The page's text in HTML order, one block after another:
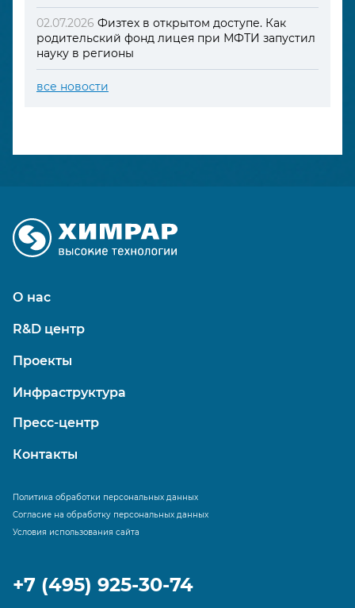
02.07.2026 Физтех в открытом доступе. Как
родительский фонд лицея при МФТИ запустил
науку в регионы
все новости
О нас
R&D центр
Проекты
Инфраструктура
Пресс-центр
Контакты
Политика обработки персональных данных
Согласие на обработку персональных данных
Условия использования сайта
+7 (495) 925-30-74